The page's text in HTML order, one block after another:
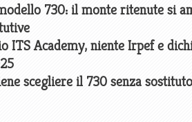
730: il monte ritenute si
ITS Academy, niente Irpef e
scegliere il 730 senza sostituto